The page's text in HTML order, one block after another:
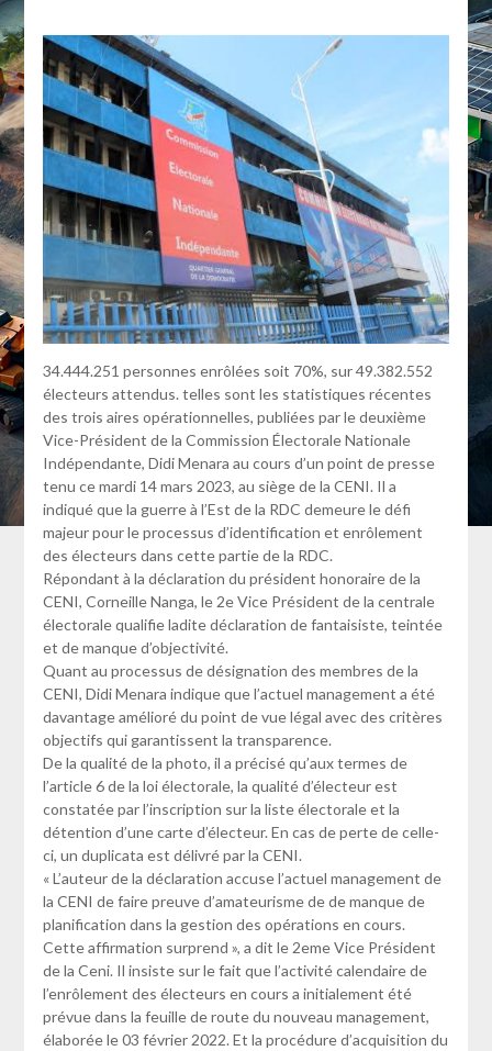
34.444.251 personnes enrôlées soit 70%, sur 49.382.552
électeurs attendus. telles sont les statistiques récentes
des trois aires opérationnelles, publiées par le deuxième
Vice-Président de la Commission Électorale Nationale
Indépendante, Didi Menara au cours d’un point de presse
tenu ce mardi 14 mars 2023, au siège de la CENI. Il a
indiqué que la guerre à l’Est de la RDC demeure le défi
majeur pour le processus d’identification et enrôlement
des électeurs dans cette partie de la RDC.
Répondant à la déclaration du président honoraire de la
CENI, Corneille Nanga, le 2e Vice Président de la centrale
électorale qualifie ladite déclaration de fantaisiste, teintée
et de manque d’objectivité.
Quant au processus de désignation des membres de la
CENI, Didi Menara indique que l’actuel management a été
davantage amélioré du point de vue légal avec des critères
objectifs qui garantissent la transparence.
De la qualité de la photo, il a précisé qu’aux termes de
l’article 6 de la loi électorale, la qualité d’électeur est
constatée par l’inscription sur la liste électorale et la
détention d’une carte d’électeur. En cas de perte de celle-
ci, un duplicata est délivré par la CENI.
« L’auteur de la déclaration accuse l’actuel management de
la CENI de faire preuve d’amateurisme de de manque de
planification dans la gestion des opérations en cours.
Cette affirmation surprend », a dit le 2eme Vice Président
de la Ceni. Il insiste sur le fait que l’activité calendaire de
l’enrôlement des électeurs en cours a initialement été
prévue dans la feuille de route du nouveau management,
élaborée le 03 février 2022. Et la procédure d’acquisition du